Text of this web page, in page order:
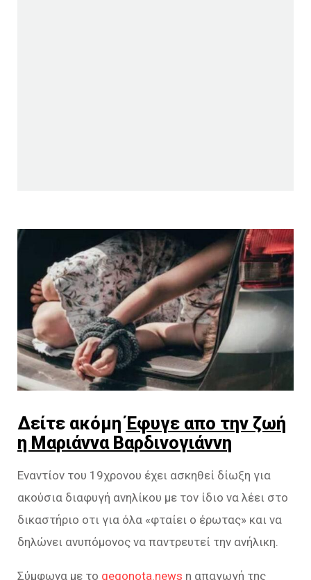
Δείτε ακόμηΈφυγε απο την ζωή
η Μαριάννα Βαρδινογιάννη
Εναντίον του 19χρονου έχει ασκηθεί δίωξη για
ακούσια διαφυγή ανηλίκου με τον ίδιο να λέει στο
δικαστήριο οτι για όλα «φταίει ο έρωτας» και να
δηλώνει ανυπόμονος να παντρευτεί την ανήλικη.
Σύμφωνα με το gegonota.news η απαγωγή της